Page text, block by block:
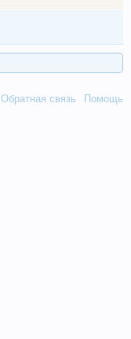
Обратная связь Помощь